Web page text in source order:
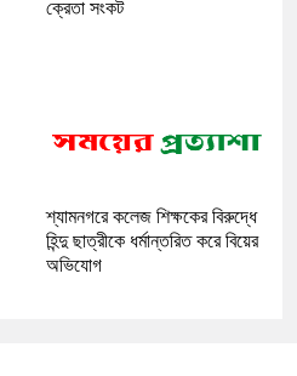
ক্রেতা সংকট
শ্যামনগরে কলেজ শিক্ষকের বিরুদ্ধে
হিন্দু ছাত্রীকে ধর্মান্তরিত করে বিয়ের
অভিযোগ